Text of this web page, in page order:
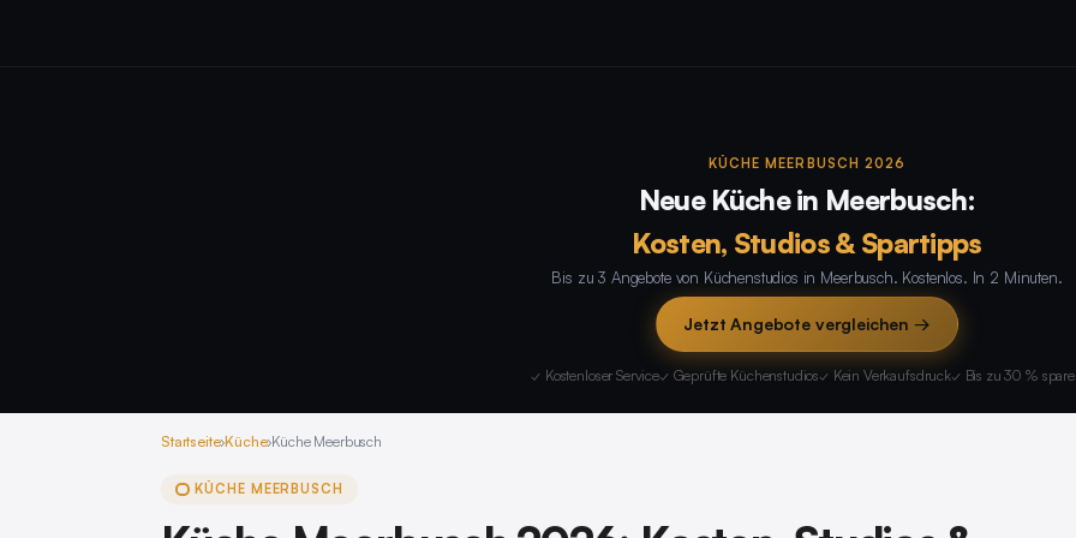
KÜCHE MEERBUSCH 2026
Neue Küche in Meerbusch:
Kosten, Studios & Spartipps
Bis zu 3 Angebote von Küchenstudios in Meerbusch. Kostenlos. In 2 Minuten.
Jetzt Angebote vergleichen →
✓ Kostenloser Service✓ Geprüfte Küchenstudios✓ Kein Verkaufsdruck✓ Bis zu 30 %
Startseite›Küche›Küche Meerbusch
KÜCHE MEERBUSCH